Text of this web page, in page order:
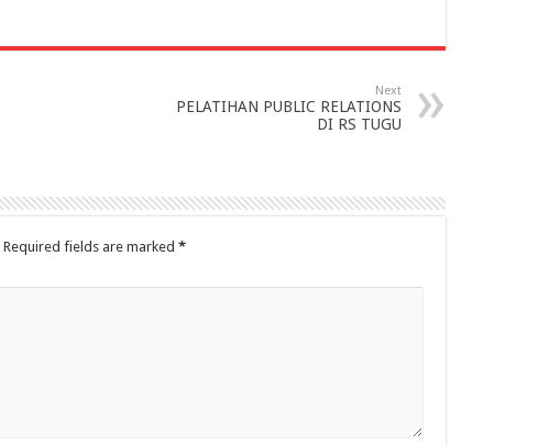
Next
PELATIHAN PUBLIC RELATIONS
DI RS TUGU
Required fields are marked *